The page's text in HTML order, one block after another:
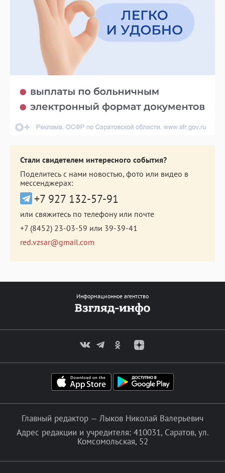
Стали свидетелем интересного события?
Поделитесь с нами новостью, фото или видео в
мессенджерах:
+7 927 132-57-91
или свяжитесь по телефону или почте
+7 (8452) 23-03-59 или 39-39-41
red.vzsar@gmail.com
Информационное агентство
Главный редактор — Лыков Николай Валерьевич
Адрес редакции и учредителя: 410031, Саратов, ул.
Комсомольская, 52